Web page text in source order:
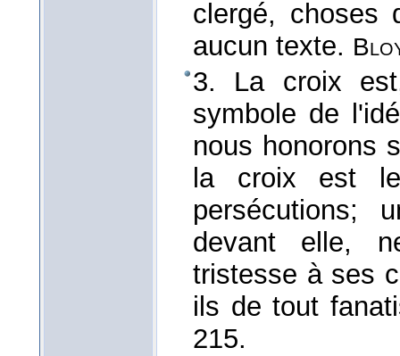
clergé, choses
aucun texte.
3. La croix
symbole de
nous honorons
la croix est
devant elle,
tristesse à ses
ils de tout
215.